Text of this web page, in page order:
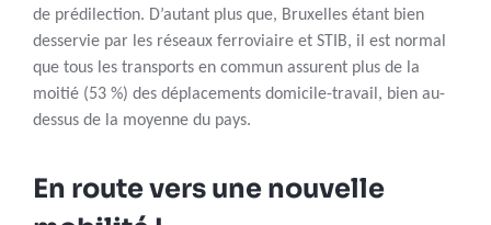
de prédilection. D’autant plus que, Bruxelles étant bien
desservie par les réseaux ferroviaire et STIB, il est normal
que tous les transports en commun assurent plus de la
moitié (53 %) des déplacements domicile-travail, bien au-
dessus de la moyenne du pays.
En route vers une nouvelle